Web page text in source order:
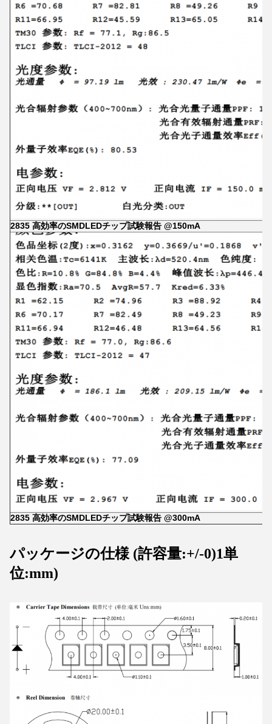
2835 高効率のSMDLEDチップ試験報告 @150mA
2835 高効率のSMDLEDチップ試験報告 @300mA
パッケージの仕様 (許容量:+/-0)1単
位:mm)